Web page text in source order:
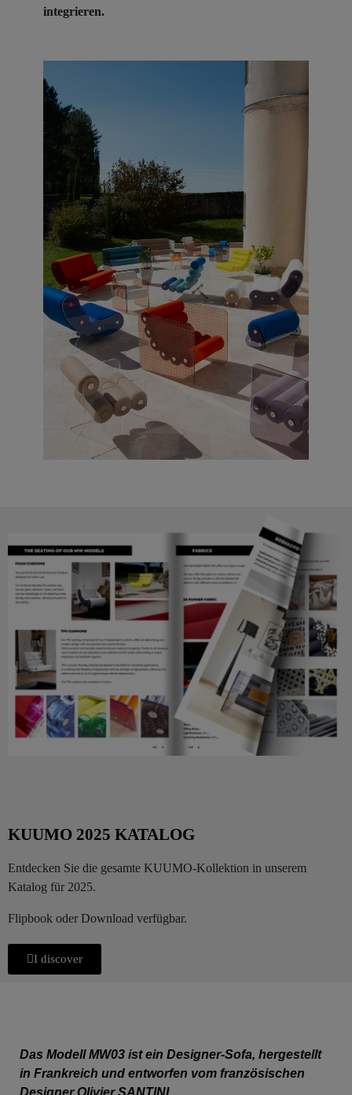
integrieren.
KUUMO 2025 KATALOG
Entdecken Sie die gesamte KUUMO-Kollektion in unserem
Katalog für 2025.
Flipbook oder Download verfügbar.
I discover
Das Modell MW03 ist ein Designer-Sofa, hergestellt
in Frankreich und entworfen vom französischen